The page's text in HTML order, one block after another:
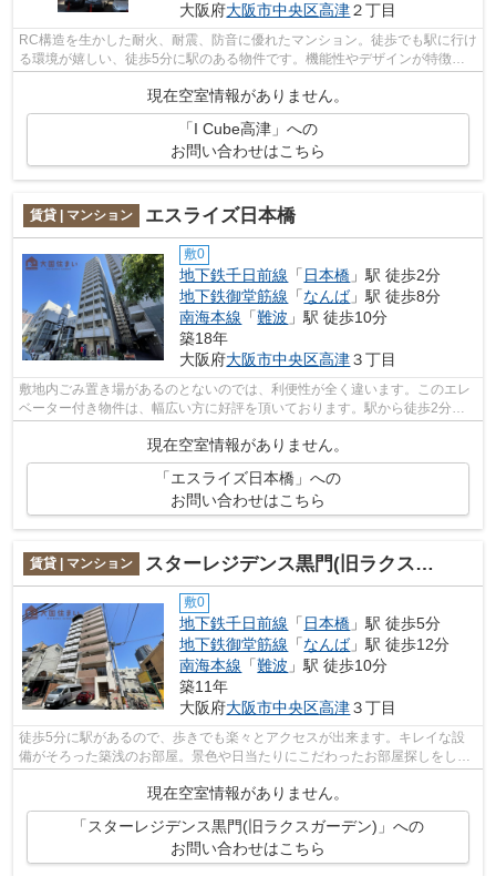
大阪府大阪市中央区高津２丁目
RC構造を生かした耐火、耐震、防音に優れたマンション。徒歩でも駅に行け
る環境が嬉しい、徒歩5分に駅のある物件です。機能性やデザインが特徴的
現在空室情報がありません。
「I Cube高津」への
お問い合わせはこちら
賃貸 | マンション エスライズ日本橋
敷0
地下鉄千日前線 「 日本橋 」駅 徒歩2分
地下鉄御堂筋線 「なんば」駅 徒歩8分
南海本線 「難波 」駅 徒歩10分
築18年
大阪府大阪市中央区高津３丁目
敷地内ごみ置き場があるのとないのでは、利便性が全く違います。このエレ
ベーター付き物件は、幅広い方に好評を頂いております。駅から徒歩2分で
すので、朝食をゆっくり食べる時間が作...
現在空室情報がありません。
「エスライズ日本橋」への
お問い合わせはこちら
賃貸 | マンション スターレジデンス黒門(旧ラクスガーデン)
敷0
地下鉄千日前線 「 日本橋 」駅 徒歩5分
地下鉄御堂筋線 「なんば」駅 徒歩12分
南海本線 「難波 」駅 徒歩10分
築11年
大阪府大阪市中央区高津３丁目
徒歩5分に駅があるので、歩きでも楽々とアクセスが出来ます。キレイな設
備がそろった築浅のお部屋。景色や日当たりにこだわったお部屋探しをして
現在空室情報がありません。
「スターレジデンス黒門(旧ラクスガーデン)」への
お問い合わせはこちら